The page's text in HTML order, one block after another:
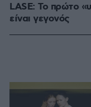
LASE: Το πρώτο
είναι γεγονός